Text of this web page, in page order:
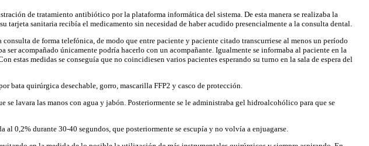
de tratamiento antibiótico por la plataforma informática del sistema. De esta manera se realizaba la
sanitaria recibía el medicamento sin necesidad de haber acudido presencialmente a la consulta dental.
de forma telefónica, de modo que entre paciente y paciente citado transcurriese al menos un período
acompañado únicamente podría hacerlo con un acompañante. Igualmente se informaba al paciente en la
estas medidas se conseguía que no coincidiesen varios pacientes esperando su turno en la sala de espera del
bata quirúrgica desechable, gorro, mascarilla FFP2 y casco de protección.
lavara las manos con agua y jabón. Posteriormente se le administraba gel hidroalcohólico para que se
0,2% durante 30-40 segundos, que posteriormente se escupía y no volvía a enjuagarse.